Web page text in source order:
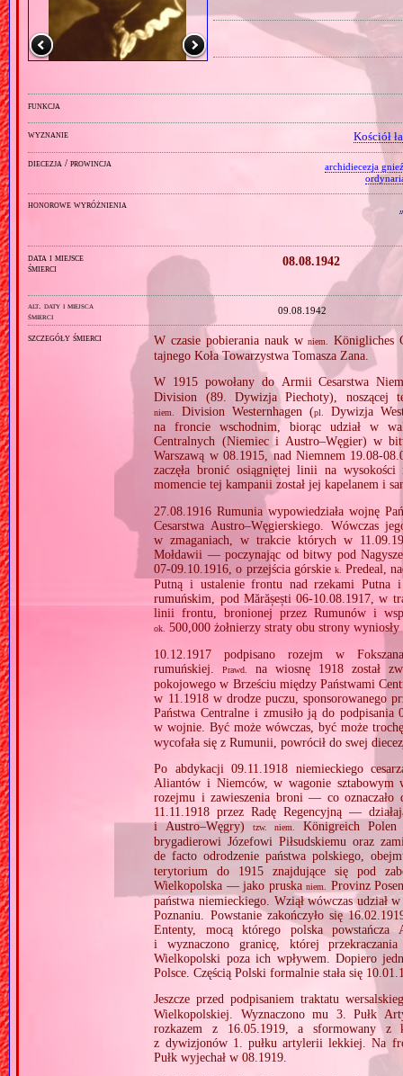
funkcja
wyznanie Kościół
diecezja / prowincja
archidiecezja
honorowe wyróżnienia
data i miejsce
śmierci
08.08.1942
alt. daty i miejsca
śmierci
09.08.1942
szczegóły śmierci W czasie pobierania nauk wniem.
Königliches
tajnego Koła Towarzystwa Tomasza Zana.
W 1915 powołany do Armii Cesarstwa
Division (89. Dywizja Piechoty), noszącej
niem. Division Westernhagen (pl.
Dywizja
na froncie wschodnim, biorąc udział w
Centralnych (Niemiec i Austro–Węgier) w
Warszawą w 08.1915, nad Niemnem
zaczęła bronić osiągniętej linii na
momencie tej kampanii został jej kapelanem i
27.08.1916 Rumunia wypowiedziała wojnę
Cesarstwa Austro–Węgierskiego. Wówczas
w zmaganiach, w trakcie których w
Mołdawii — poczynając od bitwy pod
07‐09.10.1916, o przejścia górskie k.
Predeal,
Putną i ustalenie frontu nad rzekami Putna
rumuńskim, pod Mărășești 06‐10.08.1917, w
linii frontu, bronionej przez Rumunów i
ok. 500,000 żołnierzy straty obu strony wyniosły
10.12.1917 podpisano rozejm w
rumuńskiej.Prawd.
na wiosnę 1918 został
pokojowego w Brześciu między Państwami
w 11.1918 w drodze puczu, sponsorowanego
Państwa Centralne i zmusiło ją do
w wojnie. Być może wówczas, być może
wycofała się z Rumunii, powrócił do swej
Po abdykacji 09.11.1918 niemieckiego
Aliantów i Niemców, w wagonie sztabowym
rozejmu i zawieszenia broni — co oznaczało
11.11.1918 przez Radę Regencyjną —
i Austro–Węgry)
tzw. niem.
Königreich Polen
brygadierowi Józefowi Piłsudskiemu oraz
de facto odrodzenie państwa polskiego,
terytorium do 1915 znajdujące się pod
Wielkopolska — jako pruskaniem.
Provinz
państwa niemieckiego. Wziął wówczas udział
Poznaniu. Powstanie zakończyło się
Ententy, mocą którego polska powstańcza
i wyznaczono granicę, której
Wielkopolski poza ich wpływem. Dopiero
Polsce. Częścią Polski formalnie stała się
Jeszcze przed podpisaniem traktatu
Wielkopolskiej. Wyznaczono mu 3. Pułk
rozkazem z 16.05.1919, a sformowany z
z dywizjonów 1. pułku artylerii lekkiej. Na
Pułk wyjechał w 08.1919.